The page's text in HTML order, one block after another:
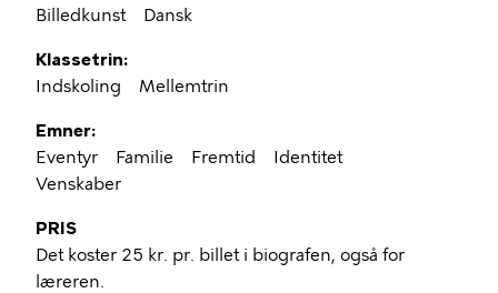
Billedkunst
Dansk
Klassetrin
Indskoling
Mellemtrin
Emner
Eventyr
Familie Fremtid
Identitet
Venskaber
PRIS
Det koster 25 kr. pr. billet i biografen, også for
læreren.